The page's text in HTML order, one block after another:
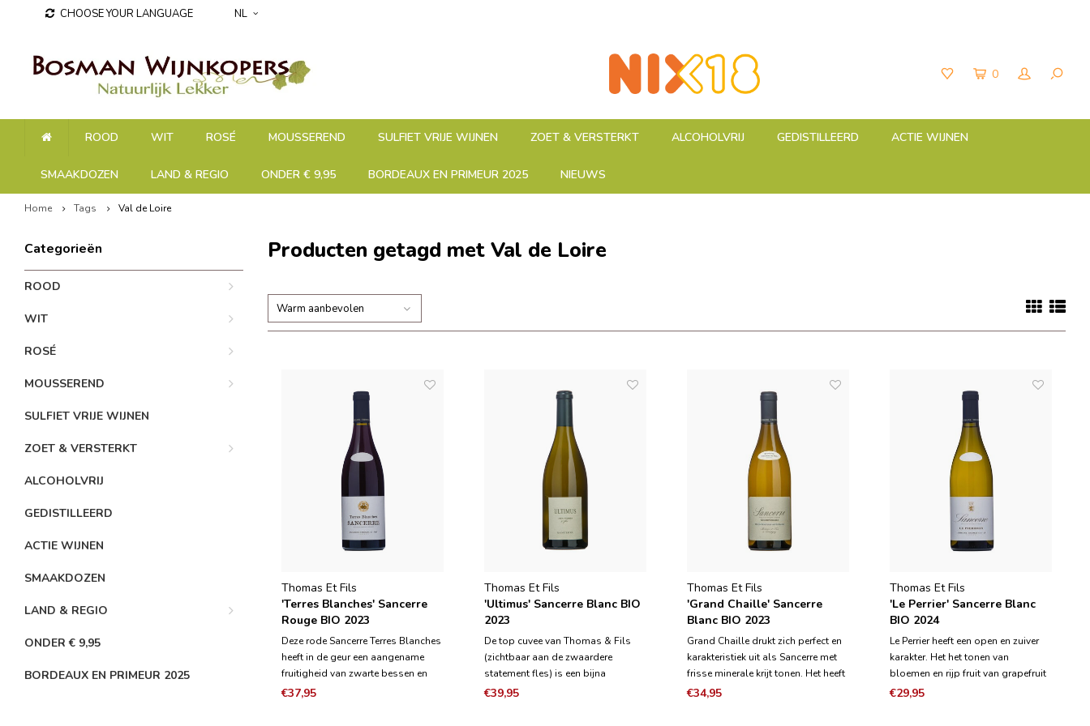
CHOOSE YOUR LANGUAGE NL
0
ROOD WIT ROSÉ MOUSSEREND SULFIET VRIJE WIJNEN ZOET & VERSTERKT ALCOHOLVRIJ GEDISTILLEERD ACTIE WIJNEN
SMAAKDOZEN LAND & REGIO ONDER € 9,95 BORDEAUX EN PRIMEUR 2025 NIEUWS
Home Tags Val de Loire
Categorieën
ROOD
WIT
ROSÉ
MOUSSEREND
SULFIET VRIJE WIJNEN
ZOET & VERSTERKT
ALCOHOLVRIJ
GEDISTILLEERD
ACTIE WIJNEN
SMAAKDOZEN
LAND & REGIO
ONDER € 9,95
BORDEAUX EN PRIMEUR 2025
Producten getagd met Val de Loire
Warm aanbevolen
Thomas Et Fils
'Terres Blanches' Sancerre
Rouge BIO 2023
Deze rode Sancerre Terres Blanches
heeft in de geur een aangename
fruitigheid van zwarte bessen en
aardbei in combinatie met verse
€37,95
Thomas Et Fils
'Ultimus' Sancerre Blanc BIO
2023
De top cuvee van Thomas & Fils
(zichtbaar aan de zwaardere
statement fles) is een bijna
weelderige uitdrukking van
€39,95
Thomas Et Fils
'Grand Chaille' Sancerre
Blanc BIO 2023
Grand Chaille drukt zich perfect en
karakteristiek uit als Sancerre met
frisse minerale krijt tonen. Het heeft
fruit tonen van groene appel en
€34,95
Thomas Et Fils
'Le Perrier' Sancerre Blanc
BIO 2024
Le Perrier heeft een open en zuiver
karakter. Het het tonen van
bloemen en rijp fruit van grapefruit
en groene appel. De wijn is mooi in
€29,95